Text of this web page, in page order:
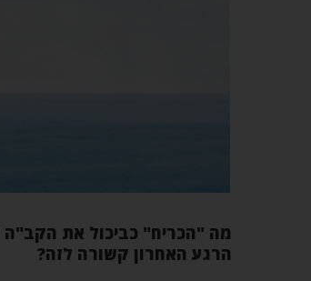
מה "הכריח" כביכול את הקב"ה
הרגע האחרון קשורה לזה?